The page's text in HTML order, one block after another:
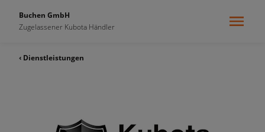
Buchen GmbH
Zugelassener Kubota Händler
‹ Dienstleistungen